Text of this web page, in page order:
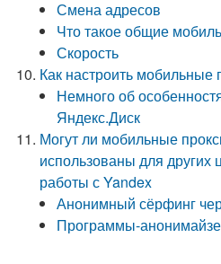
Смена адресов
Что такое общие
Скорость
Как настроить мобильные
Немного об
Яндекс.Диск
Могут ли мобильные
использованы для других
работы с Yandex
Анонимный сёрфинг
Программы-